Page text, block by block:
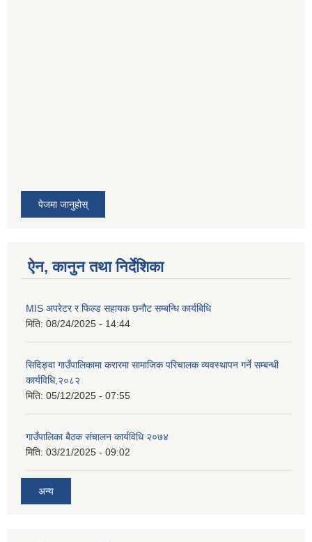
पेजमा जानुहोस्
ऐन, कानुन तथा निर्देशिका
MIS अपरेटर र फिल्ड सहायक छनौट सम्बन्धि कार्यबिधि
मिति: 08/24/2025 - 14:44
सिदिङ्वा गाउँपालिकामा करारमा सामाजिक परिचालक व्यवस्थापन गर्ने सम्बन्धी
कार्यविधि,२०८२
मिति: 05/12/2025 - 07:55
गाउँपालिका बैठक संचालन कार्यविधि २०७४
मिति: 03/21/2025 - 09:02
अन्य